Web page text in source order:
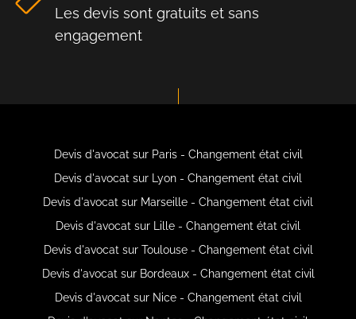
Les devis sont gratuits et sans
engagement
Devis d'avocat sur Paris - Changement état civil
Devis d'avocat sur Lyon - Changement état civil
Devis d'avocat sur Marseille - Changement état civil
Devis d'avocat sur Lille - Changement état civil
Devis d'avocat sur Toulouse - Changement état civil
Devis d'avocat sur Bordeaux - Changement état civil
Devis d'avocat sur Nice - Changement état civil